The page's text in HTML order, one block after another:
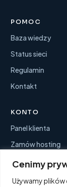
Cenimy
Używamy
POMOC
Baza wiedzy
Status sieci
Regulamin
Kontakt
KONTO
Panel klienta
Zamów hosting
Faktury
Zgłoszenia